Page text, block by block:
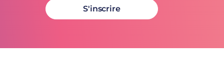
S'inscrire